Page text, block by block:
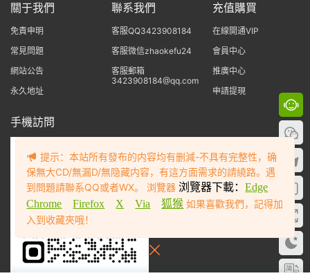
關于我們
免責申明
常見問題
網站公告
永久地址
聯系我們
客服QQ3423908184
客服微信zhaokefu24
客服郵箱
3423908184@qq.com
充值購買
在線開通VIP
會員中心
推廣中心
申請提現
手機訪問
提示：本站所有發布的内容均有删減-不具有完整性，确
保無大CD/無漏D/無隐藏内容，有這方面需求的請繞路。遇
到問題請聯系QQ或者WX。 浏覽器 浏覽器下載：Edge
Chrome
Firefox X Via 狐猴 如果喜歡我們，記得加
入到收藏夾哦！